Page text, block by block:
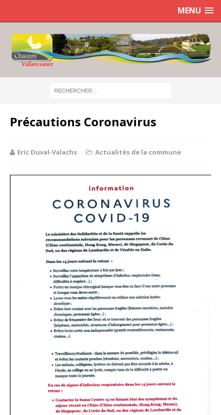
MENU
Précautions Coronavirus
Eric Duval-Valachs Actualités de la commune